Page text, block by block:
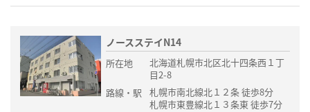
ノースステイN14
所在地
北海道札幌市北区北十四条西１丁
目2-8
路線・駅
札幌市南北線北１２条 徒歩8分
札幌市東豊線北１３条東 徒歩7分